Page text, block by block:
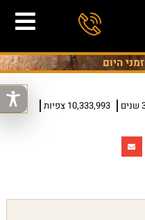
זמני היום
10,333,993 צפיות